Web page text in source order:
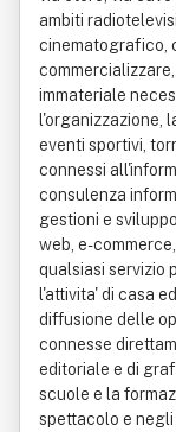
ambiti
cinematografico,
immateriale
l'organizzazione,
eventi sportivi,
connessi
consulenza
gestioni e
web, e-
qualsiasi servizio
l'attivita' di casa
diffusione delle
connesse
editoriale e di
scuole e la
spettacolo e